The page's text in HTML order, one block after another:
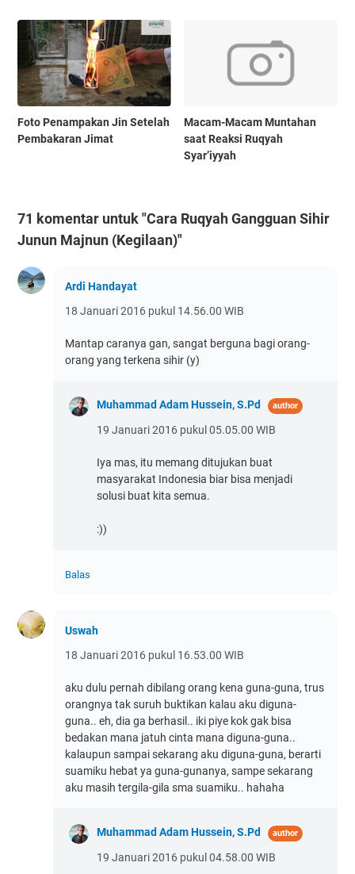
Foto Penampakan Jin Setelah
Pembakaran Jimat
Macam-Macam Muntahan
saat Reaksi Ruqyah
Syar’iyyah
71 komentar untuk "Cara Ruqyah Gangguan Sihir
Junun Majnun (Kegilaan)"
Ardi Handayat
18 Januari 2016 pukul 14.56.00 WIB
Mantap caranya gan, sangat berguna bagi orang-
orang yang terkena sihir (y)
Muhammad Adam Hussein, S.Pd
19 Januari 2016 pukul 05.05.00 WIB
Iya mas, itu memang ditujukan buat
masyarakat Indonesia biar bisa menjadi
solusi buat kita semua.
:))
Balas
Uswah
18 Januari 2016 pukul 16.53.00 WIB
aku dulu pernah dibilang orang kena guna-guna, trus
orangnya tak suruh buktikan kalau aku diguna-
guna.. eh, dia ga berhasil.. iki piye kok gak bisa
bedakan mana jatuh cinta mana diguna-guna..
kalaupun sampai sekarang aku diguna-guna, berarti
suamiku hebat ya guna-gunanya, sampe sekarang
aku masih tergila-gila sma suamiku.. hahaha
Muhammad Adam Hussein, S.Pd
19 Januari 2016 pukul 04.58.00 WIB